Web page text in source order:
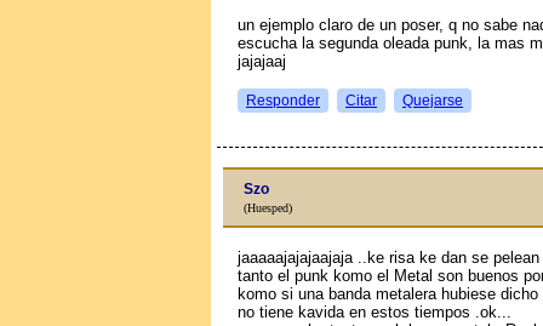
un ejemplo claro de un poser, q no sabe
escucha la segunda oleada punk, la mas
jajajaaj
Responder Citar Quejarse
Szo
(Huesped)
jaaaaajajajaajaja ..ke risa ke dan se
tanto el punk komo el Metal son buenos
komo si una banda metalera hubiese
no tiene kavida en estos tiempos .ok...